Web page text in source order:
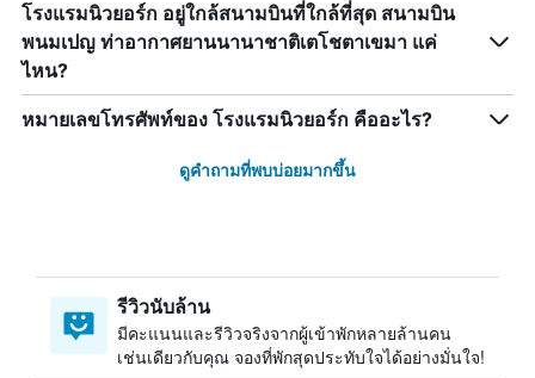
โรงแรมนิวยอร์ก อยู่ใกล้สนามบินที่ใกล้ที่สุด สนามบิน
พนมเปญ ท่าอากาศยานนานาชาติเตโชตาเขมา แค่
ไหน?
หมายเลขโทรศัพท์ของ โรงแรมนิวยอร์ก คืออะไร?
ดูคำถามที่พบบ่อยมากขึ้น
รีวิวนับล้าน
มีคะแนนและรีวิวจริงจากผู้เข้าพักหลายล้านคน
เช่นเดียวกับคุณ จองที่พักสุดประทับใจได้อย่างมั่นใจ!